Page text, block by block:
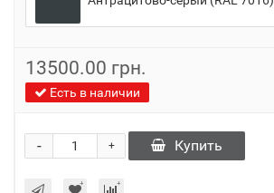
13500.00 грн.
Есть в наличии
+
- Купить